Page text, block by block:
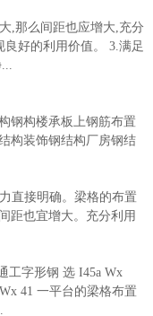
,那么间距也应增大,充分
好的利用价值。 3.满足
钢构楼承板上钢筋布置
构装饰钢结构厂房钢结
直接明确。梁格的布置
距也宜增大。充分利用
工字形钢 选 I45a Wx
41 一平台的梁格布置